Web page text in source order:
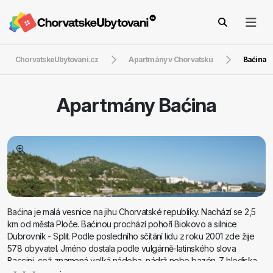
ChorvatskeUbytovani.cz Apartmány v Chorvatsku Baćina
ApartmányBaćina
Baćina je malá vesnice na jihu Chorvatské republiky. Nachází se 2,5
km od města Ploče. Baćinou prochází pohoří Biokovo a silnice
Dubrovník - Split. Podle posledního sčítání lidu z roku 2001 zde žije
578 obyvatel. Jméno dostala podle vulgárně-latinského slova
Baccini, což znamená velká nádoba, nádrž nebo bazén. Z hlediska